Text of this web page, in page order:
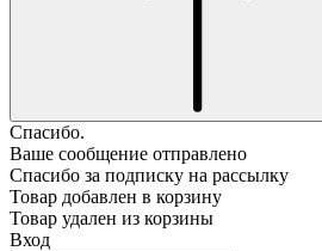
Спасибо.
Ваше сообщение отправлено
Спасибо за подписку на рассылку
Товар добавлен в корзину
Товар удален из корзины
Вход